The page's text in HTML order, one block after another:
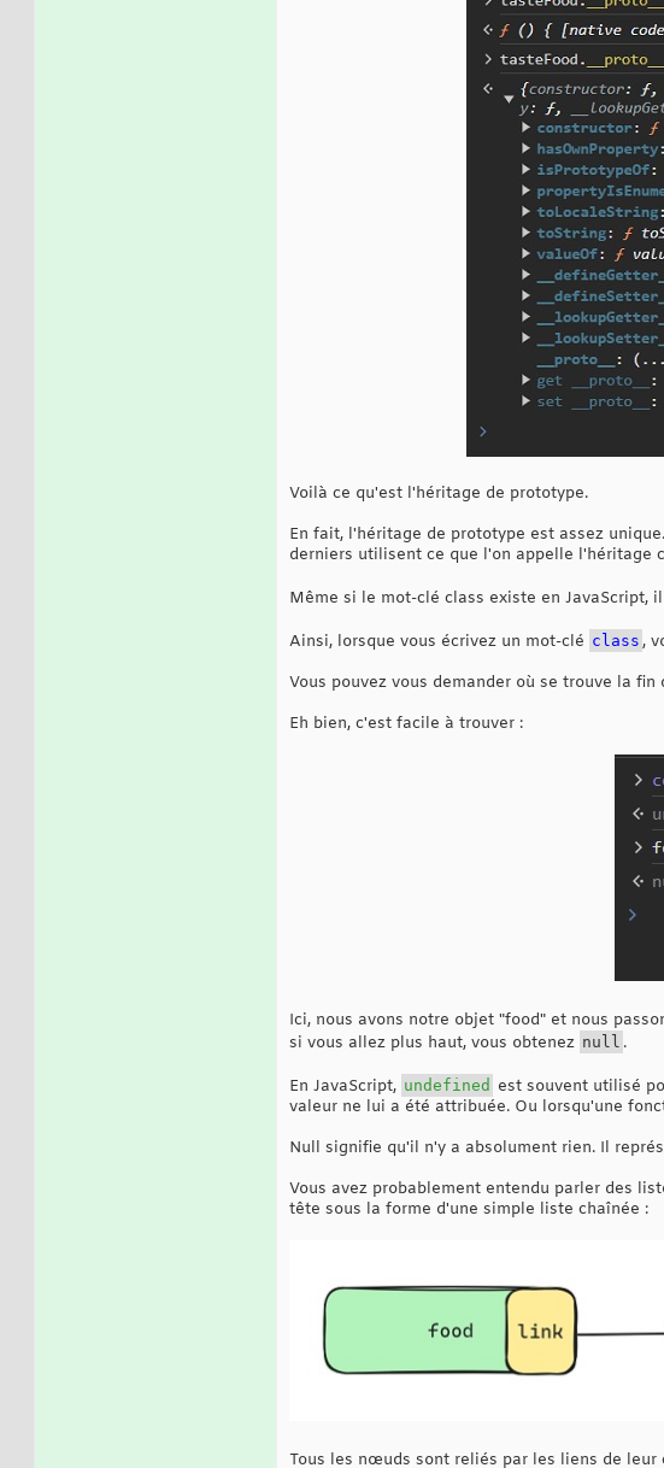
Voilà ce qu'est l'héritage de prototype.
En fait, l'héritage de prototype est assez
derniers utilisent ce que l'on appelle l'héritage
Même si le mot-clé class existe en JavaScript,
Ainsi, lorsque vous écrivez un mot-clé class ,
Vous pouvez vous demander où se trouve la
Eh bien, c'est facile à trouver :
Ici, nous avons notre objet "food" et nous
si vous allez plus haut, vous obtenez null .
En JavaScript, undefined est souvent utilisé
valeur ne lui a été attribuée. Ou lorsqu'une
Null signifie qu'il n'y a absolument rien. Il
Vous avez probablement entendu parler des
tête sous la forme d'une simple liste chaînée :
Tous les nœuds sont reliés par les liens de leur